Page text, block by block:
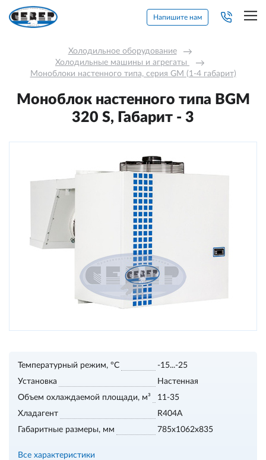
Напишите нам
Холодильное оборудование →
Холодильные машины и агрегаты →
Моноблоки настенного типа, серия GM (1-4 габарит)
Моноблок настенного типа BGM
320 S, Габарит - 3
Температурный режим, °С
-15...-25
Установка
Настенная
Объем охлаждаемой площади, м³
11-35
Хладагент
R404A
Габаритные размеры, мм
785x1062x835
Все характеристики